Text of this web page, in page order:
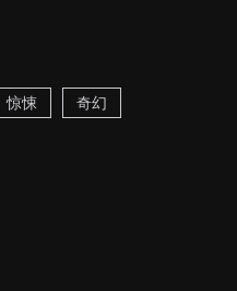
惊悚 奇幻